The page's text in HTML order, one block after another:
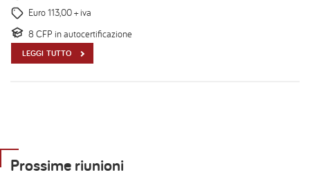
Euro 113,00 + iva
8 CFP in autocertificazione
LEGGI TUTTO
Prossime riunioni